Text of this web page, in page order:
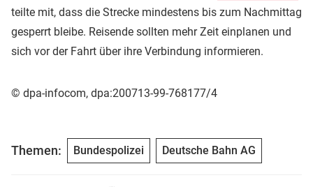
teilte mit, dass die Strecke mindestens bis zum Nachmittag
gesperrt bleibe. Reisende sollten mehr Zeit einplanen und
sich vor der Fahrt über ihre Verbindung informieren.
© dpa-infocom, dpa:200713-99-768177/4
Themen: Bundespolizei Deutsche Bahn AG